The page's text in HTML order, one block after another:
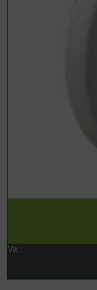
Va: